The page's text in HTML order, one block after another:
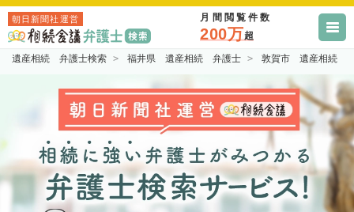
朝日新聞社運営 月間閲覧件数
200万超
遺産相続 弁護士検索 福井県 遺産相続 弁護士 敦賀市 遺産相続